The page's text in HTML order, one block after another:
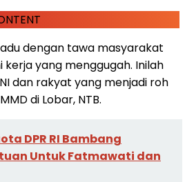
dengan tawa masyarakat
yang menggugah. Inilah
dan rakyat yang menjadi roh
di Lobar, NTB.
DPR RI Bambang
Untuk Fatmawati dan